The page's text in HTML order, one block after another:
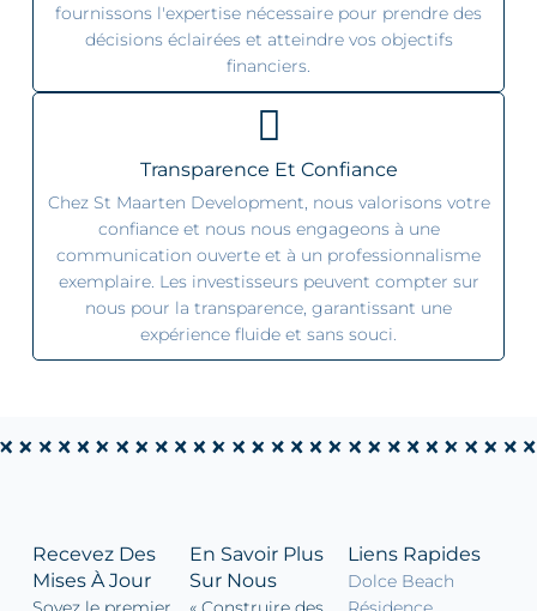
fournissons l'expertise nécessaire pour prendre des
décisions éclairées et atteindre vos objectifs
financiers.
Transparence Et Confiance
Chez St Maarten Development, nous valorisons votre
confiance et nous nous engageons à une
communication ouverte et à un professionnalisme
exemplaire. Les investisseurs peuvent compter sur
nous pour la transparence, garantissant une
expérience fluide et sans souci.
En Savoir Plus
Sur Nous
Liens Rapides
Dolce Beach
Recevez Des
Mises À Jour